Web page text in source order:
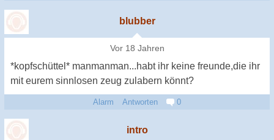
blubber
Vor 18 Jahren
*kopfschüttel* manmanman...habt ihr keine freunde,die ihr
mit eurem sinnlosen zeug zulabern könnt?
Alarm Antworten 0
intro